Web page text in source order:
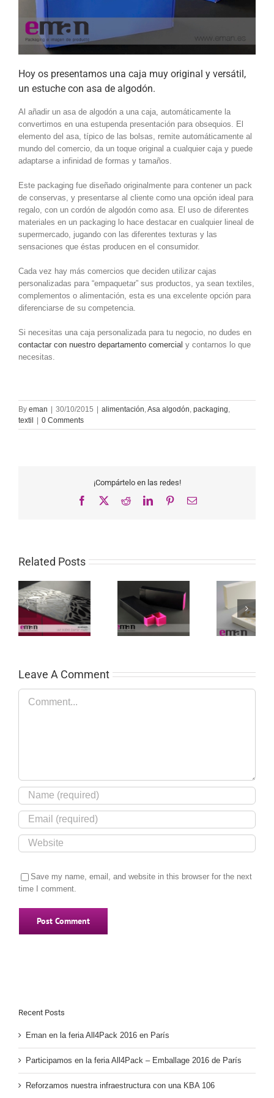
Hoy os presentamos una caja muy original y versátil,
un estuche con asa de algodón.
Al añadir un asa de algodón a una caja, automáticamente la
convertimos en una estupenda presentación para obsequios. El
elemento del asa, típico de las bolsas, remite automáticamente al
mundo del comercio, da un toque original a cualquier caja y puede
adaptarse a infinidad de formas y tamaños.
Este packaging fue diseñado originalmente para contener un pack
de conservas, y presentarse al cliente como una opción ideal para
regalo, con un cordón de algodón como asa. El uso de diferentes
materiales en un packaging lo hace destacar en cualquier lineal de
supermercado, jugando con las diferentes texturas y las
sensaciones que éstas producen en el consumidor.
Cada vez hay más comercios que deciden utilizar cajas
personalizadas para “empaquetar” sus productos, ya sean textiles,
complementos o alimentación, esta es una excelente opción para
diferenciarse de su competencia.
Si necesitas una caja personalizada para tu negocio, no dudes en
contactar con nuestro departamento comercial y contarnos lo que
necesitas.
By eman | 30/10/2015 | alimentación Asa algodón packaging
textil | 0 Comments
¡Compártelo en las redes!
Facebook RedditLinkedInPinterestEmail
Related Posts
Leave A Comment
Comment
Save my name, email, and website in this browser for the next
time I comment.
Recent Posts
Eman en la feria All4Pack 2016 en París
Participamos en la feria All4Pack – Emballage 2016 de París
Reforzamos nuestra infraestructura con una KBA 106